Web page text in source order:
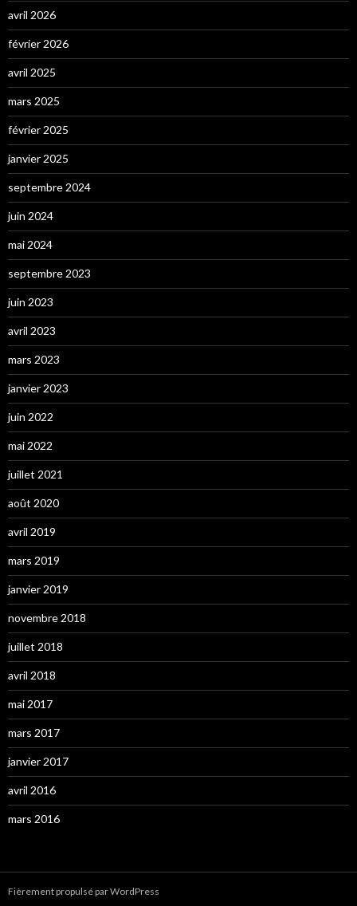
avril 2026
février 2026
avril 2025
mars 2025
février 2025
janvier 2025
septembre 2024
juin 2024
mai 2024
septembre 2023
juin 2023
avril 2023
mars 2023
janvier 2023
juin 2022
mai 2022
juillet 2021
août 2020
avril 2019
mars 2019
janvier 2019
novembre 2018
juillet 2018
avril 2018
mai 2017
mars 2017
janvier 2017
avril 2016
mars 2016
Fièrement propulsé par WordPress